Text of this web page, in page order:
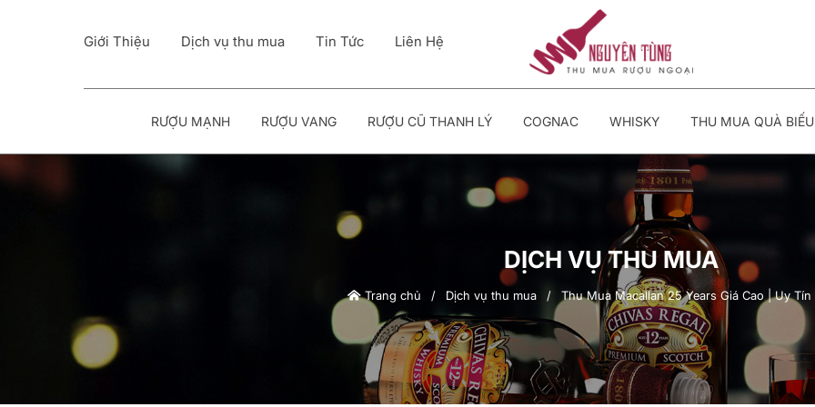
Giới Thiệu Dịch vụ thu mua Tin Tức Liên Hệ
RƯỢU MẠNH RƯỢU VANG RƯỢU CŨ THANH LÝ COGNAC WHISKY THU MUA QUÀ
DỊCH VỤ THU MUA
Trang chủ / Dịch vụ thu mua / Thu Mua Macallan 25 Years Giá Cao | Uy Tín